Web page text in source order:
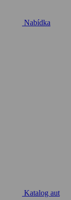
Nabídka
Katalog aut